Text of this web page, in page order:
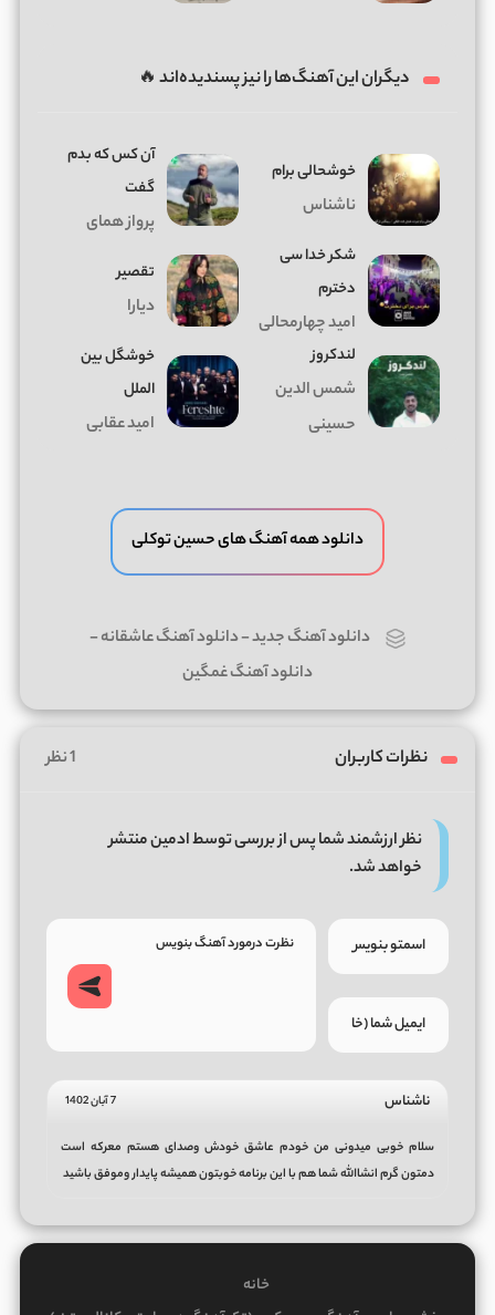
دیگران این آهنگ‌ها را نیز پسندیده‌اند 🔥
خوشحالی برام
ناشناس
آن کس که بدم
گفت
پرواز همای
شکر خدا سی
دخترم
امید چهارمحالی
تقصیر
دیارا
لندکروز
شمس الدین
حسینی
خوشگل بین
الملل
امید عقابی
دانلود همه آهنگ های حسین توکلی
دانلود آهنگ جدید-دانلود آهنگ عاشقانه-
دانلود آهنگ غمگین
نظرات کاربران 1 نظر
نظر ارزشمند شما پس از بررسی توسط ادمین منتشر
خواهد شد.
ناشناس 7 آبان 1402
سلام خوبی میدونی من خودم عاشق خودش وصدای هستم معرکه است
دمتون گرم انشاالله شما هم با این برنامه خوبتون همیشه پایدار وموفق باشید
خانه